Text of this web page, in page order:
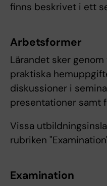
finns beskrivet i ett
Arbetsformer
Lärandet sker
praktiska
diskussioner i
presentationer samt
Vissa
rubriken
Examination